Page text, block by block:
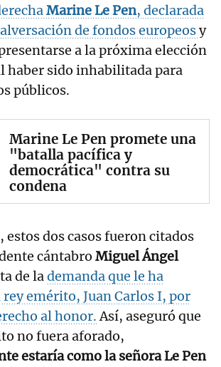
Marine Le Pen, declarada
de fondos europeosy
a la próxima elección
haber sido inhabilitada para
públicos.
Marine Le Pen promete una
"batalla pacífica y
democrática" contra su
condena
estos dos casos fueron citados
cántabro Miguel Ángel
de lademanda que le ha
emérito, Juan Carlos I, por
al honor.Así, aseguró que
no fuera aforado,
estaría como la señora Le Pen